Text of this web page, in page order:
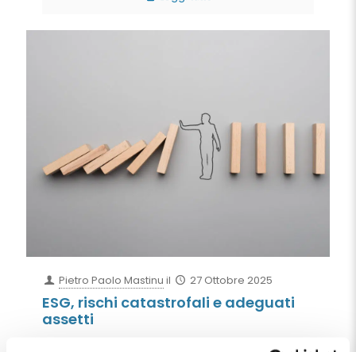
Pietro Paolo Mastinu il 27 Ottobre 2025
ESG, rischi catastrofali e adeguati
assetti
Mentre c'è chi fatica le proverbiali sette camicie per